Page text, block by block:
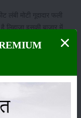
लंबी मोटी गूदादार फली
लिहाजा इसकी बाजार में
कटिंग करनी हो तो फूल आने
पूरी हो सके। सहजन पर